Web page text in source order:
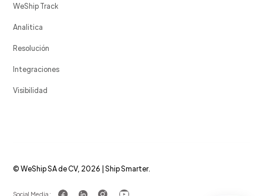
WeShip Track
Analitica
Resolución
Integraciones
Visibilidad
© WeShip SA de CV, 2026 | Ship Smarter.
Social Media :